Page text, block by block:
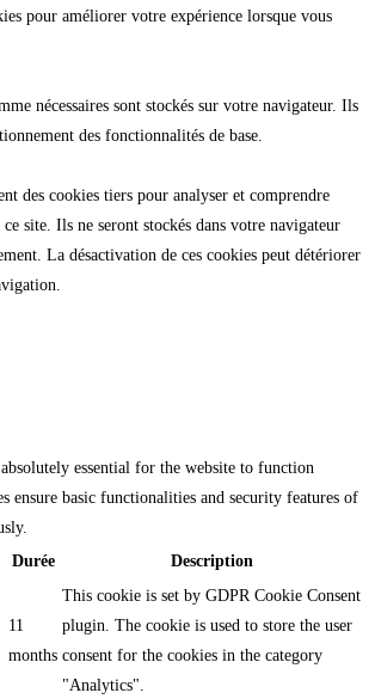
pour améliorer votre expérience lorsque vous
nécessaires sont stockés sur votre navigateur. Ils
des fonctionnalités de base.
des cookies tiers pour analyser et comprendre
site. Ils ne seront stockés dans votre navigateur
La désactivation de ces cookies peut détériorer
absolutely essential for the website to function
ensure basic functionalities and security features of
Durée Description
11
months
This cookie is set by GDPR Cookie Consent
plugin. The cookie is used to store the user
consent for the cookies in the category
"Analytics".